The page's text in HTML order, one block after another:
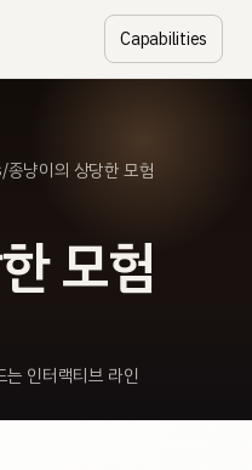
Capabilities
종냥이의 상당한 모험
모험
인터랙티브 라인